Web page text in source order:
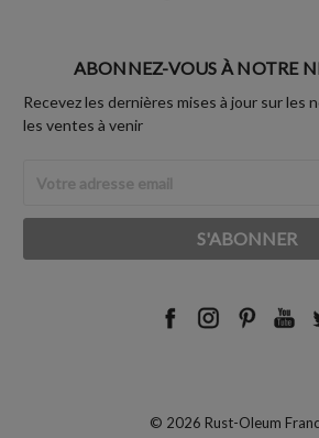
ABONNEZ-VOUS À NOTRE
Recevez les dernières mises à jour sur les
les ventes à venir
Email
© 2026 Rust-Oleum